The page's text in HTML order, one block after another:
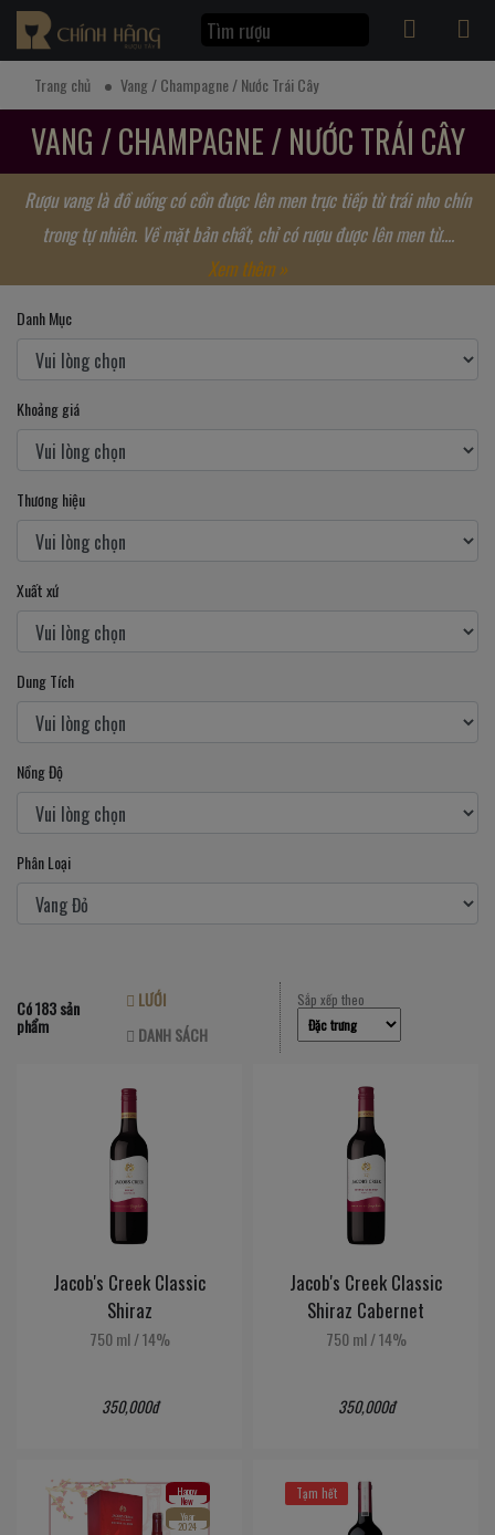
Trang chủ Vang / Champagne / Nước Trái Cây
VANG / CHAMPAGNE / NƯỚC TRÁI CÂY
Rượu vang là đồ uống có cồn được lên men trực tiếp từ trái nho chín
trong tự nhiên. Về mặt bản chất, chỉ có rượu được lên men từ....
Xem thêm »
Danh Mục
Khoảng giá
Thương hiệu
Xuất xứ
Dung Tích
Nồng Độ
Phân Loại
Có 183 sản
phẩm
LƯỚI
DANH SÁCH
Sắp xếp theo
Jacob's Creek Classic
Shiraz
750 ml/14%
350,000đ
Jacob's Creek Classic
Shiraz Cabernet
750 ml/14%
350,000đ
Happy
New
Year
2024
Tạm hết